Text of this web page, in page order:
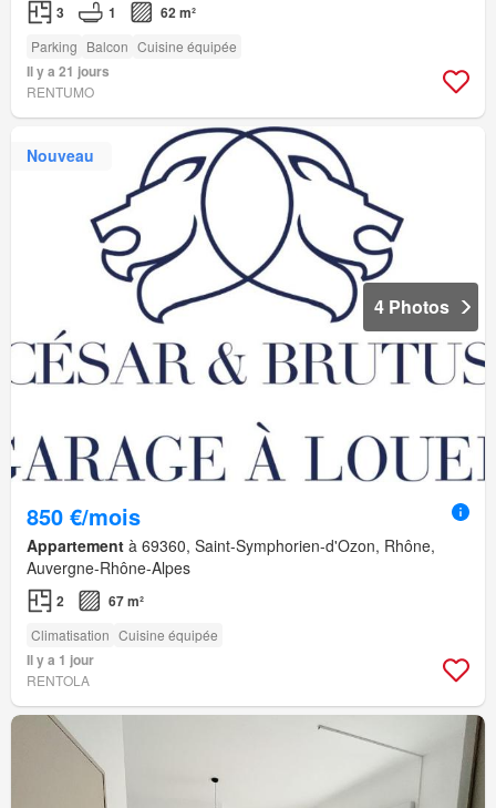
3 1 62 m²
Parking Balcon Cuisine équipée
Il y a 21 jours
RENTUMO
Nouveau
4 Photos
850 €/mois
Appartement à 69360, Saint-Symphorien-d'Ozon, Rhône,
Auvergne-Rhône-Alpes
2 67 m²
Climatisation Cuisine équipée
Il y a 1 jour
RENTOLA